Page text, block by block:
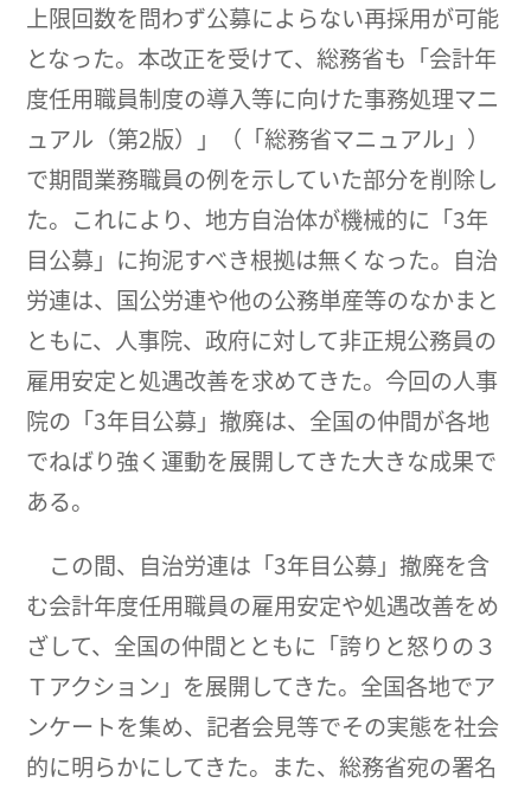
上限回数を問わず公募によらない再採用が可能
となった。本改正を受けて、総務省も「会計年
度任用職員制度の導入等に向けた事務処理マニ
ュアル（第2版）」（「総務省マニュアル」）
で期間業務職員の例を示していた部分を削除し
た。これにより、地方自治体が機械的に「3年
目公募」に拘泥すべき根拠は無くなった。自治
労連は、国公労連や他の公務単産等のなかまと
ともに、人事院、政府に対して非正規公務員の
雇用安定と処遇改善を求めてきた。今回の人事
院の「3年目公募」撤廃は、全国の仲間が各地
でねばり強く運動を展開してきた大きな成果で
ある。
この間、自治労連は「3年目公募」撤廃を含
む会計年度任用職員の雇用安定や処遇改善をめ
ざして、全国の仲間とともに「誇りと怒りの３
Ｔアクション」を展開してきた。全国各地でア
ンケートを集め、記者会見等でその実態を社会
的に明らかにしてきた。また、総務省宛の署名